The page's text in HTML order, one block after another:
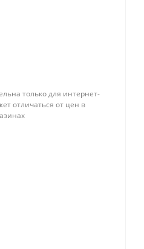
только для интернет-
отличаться от цен в